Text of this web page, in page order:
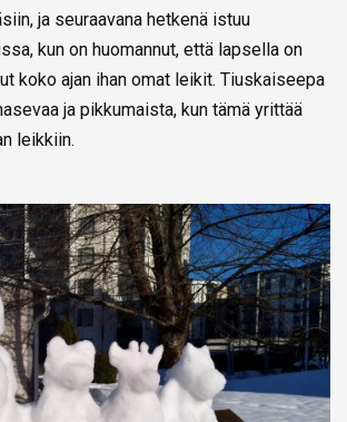
ja seuraavana hetkenä istuu
kun on huomannut, että lapsella on
koko ajan ihan omat leikit. Tiuskaiseepa
ja pikkumaista, kun tämä yrittää
leikkiin.